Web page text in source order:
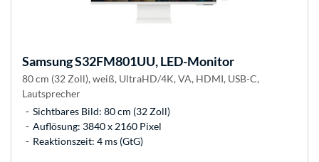
SamsungS32FM801UU, LED-Monitor
80 cm (32 Zoll), weiß, UltraHD/4K, VA, HDMI, USB-C,
Lautsprecher
Sichtbares Bild: 80 cm (32 Zoll)
Auflösung: 3840 x 2160 Pixel
Reaktionszeit: 4 ms (GtG)